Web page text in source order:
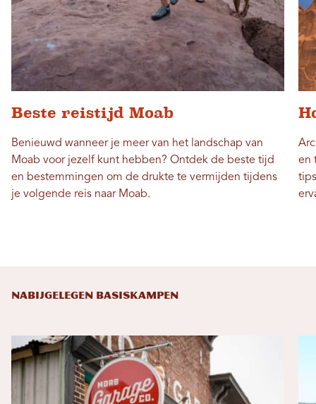
Beste reistijd Moab
Benieuwd wanneer je meer van het landschap van
Moab voor jezelf kunt hebben? Ontdek de beste tijd
en bestemmingen om de drukte te vermijden tijdens
je volgende reis naar Moab.
en
NABIJGELEGEN BASISKAMPEN